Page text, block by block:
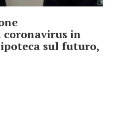
coronavirus in
sul futuro,